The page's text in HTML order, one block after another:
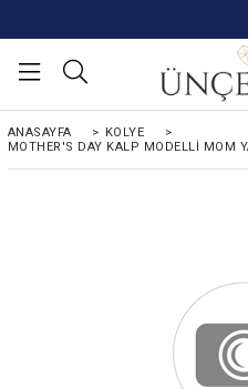
ANASAYFA > KOLYE
>
MOTHER'S DAY KALP MODELLI MOM